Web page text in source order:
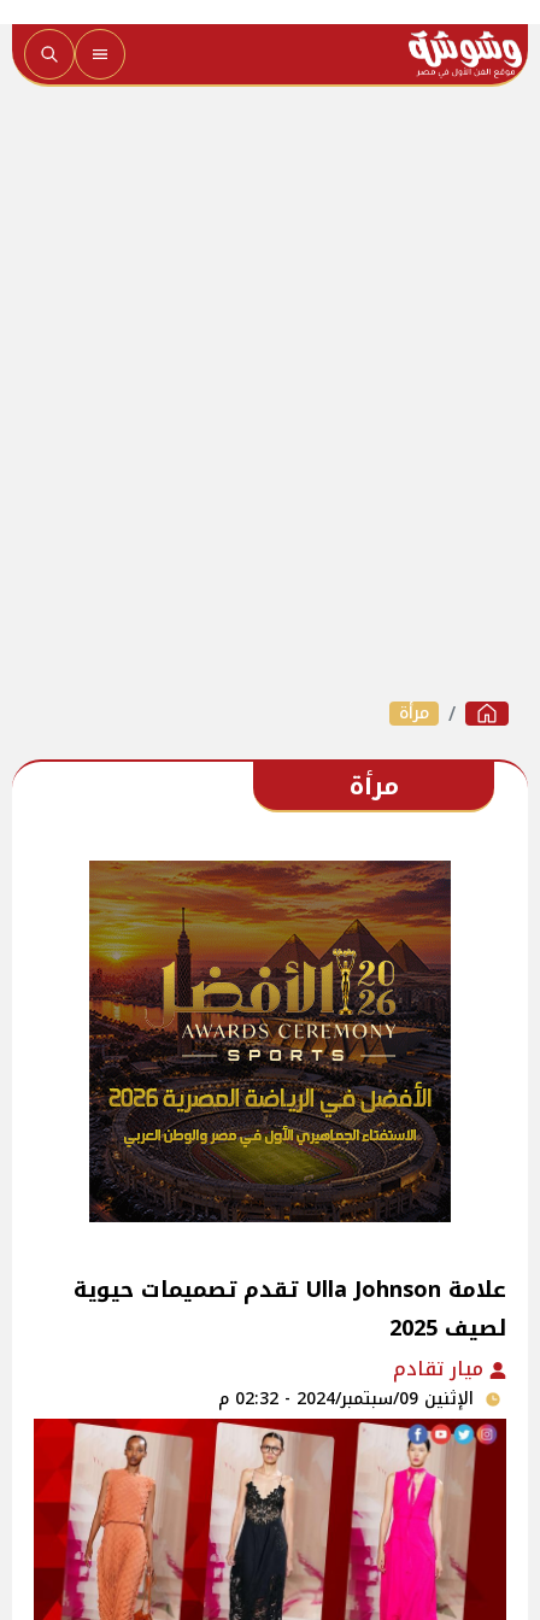
مرأة
مرأة
علامة Ulla Johnson تقدم تصميمات حيوية
لصيف 2025
ميار تقادم
الإثنين 09/سبتمبر/2024 - 02:32 م